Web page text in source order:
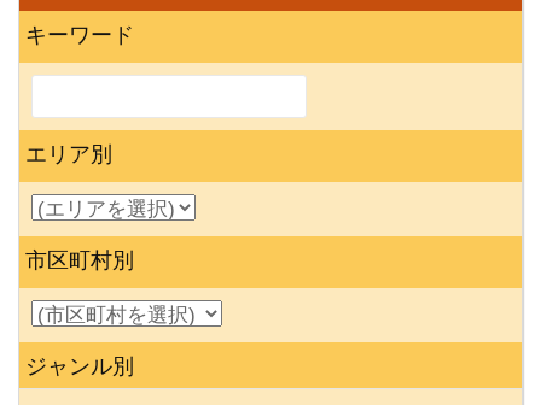
キーワード
エリア別
市区町村別
ジャンル別